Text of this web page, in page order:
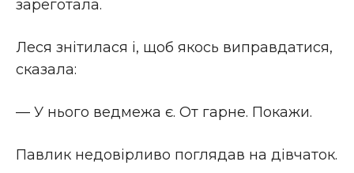
зареготала.
Леся знітилася і, щоб якось виправдатися,
сказала:
— У нього ведмежа є. От гарне. Покажи.
Павлик недовірливо поглядав на дівчаток.